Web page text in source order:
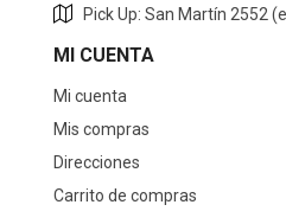
Pick Up: San Martín 2552
MI CUENTA
Mi cuenta
Mis compras
Direcciones
Carrito de compras